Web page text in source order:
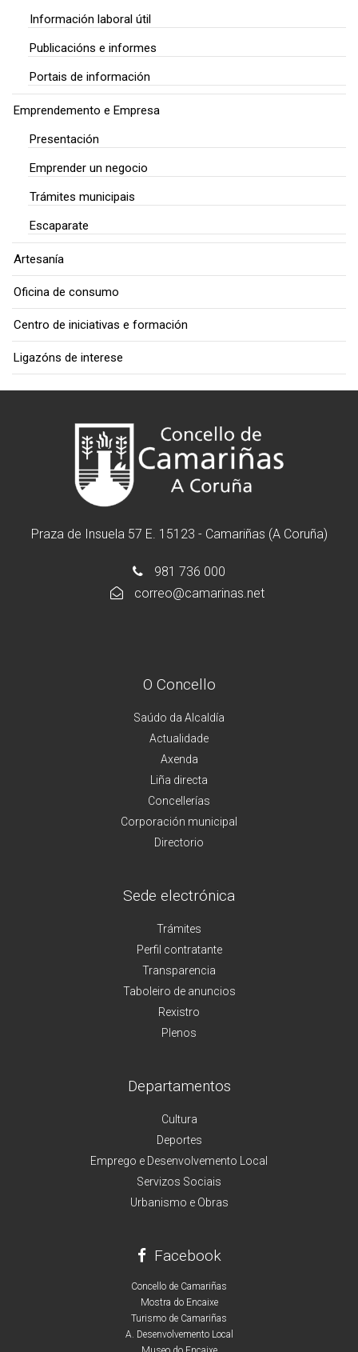
Información laboral útil
Publicacións e informes
Portais de información
Emprendemento e Empresa
Presentación
Emprender un negocio
Trámites municipais
Escaparate
Artesanía
Oficina de consumo
Centro de iniciativas e formación
Ligazóns de interese
Praza de Insuela 57 E. 15123 - Camariñas (A Coruña)
981 736 000
correo@camarinas.net
O Concello
Saúdo da Alcaldía
Actualidade
Axenda
Liña directa
Concellerías
Corporación municipal
Directorio
Sede electrónica
Trámites
Perfil contratante
Transparencia
Taboleiro de anuncios
Rexistro
Plenos
Departamentos
Cultura
Deportes
Emprego e Desenvolvemento Local
Servizos Sociais
Urbanismo e Obras
Facebook
Concello de Camariñas
Mostra do Encaixe
Turismo de Camariñas
A. Desenvolvemento Local